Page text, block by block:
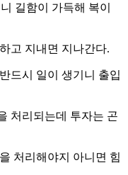
길함이 가득해 복이
고 지내면 지나간다.
드시 일이 생기니 출입
처리되는데 투자는 곤
처리해야지 아니면 힘